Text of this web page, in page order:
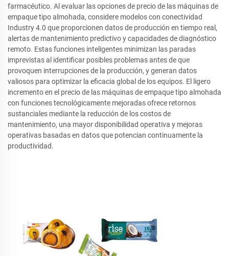
farmacéutico. Al evaluar las opciones de precio de las máquinas de
empaque tipo almohada, considere modelos con conectividad
Industry 4.0 que proporcionen datos de producción en tiempo real,
alertas de mantenimiento predictivo y capacidades de diagnóstico
remoto. Estas funciones inteligentes minimizan las paradas
imprevistas al identificar posibles problemas antes de que
provoquen interrupciones de la producción, y generan datos
valiosos para optimizar la eficacia global de los equipos. El ligero
incremento en el precio de las máquinas de empaque tipo almohada
con funciones tecnológicamente mejoradas ofrece retornos
sustanciales mediante la reducción de los costos de
mantenimiento, una mayor disponibilidad operativa y mejoras
operativas basadas en datos que potencian continuamente la
productividad.